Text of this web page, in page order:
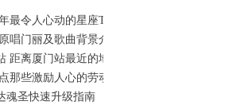
最令人心动的星座TOP5
唱门丽及歌曲背景介绍
距离厦门站最近的地标建筑
那些激励人心的劳动箴言
魂圣快速升级指南